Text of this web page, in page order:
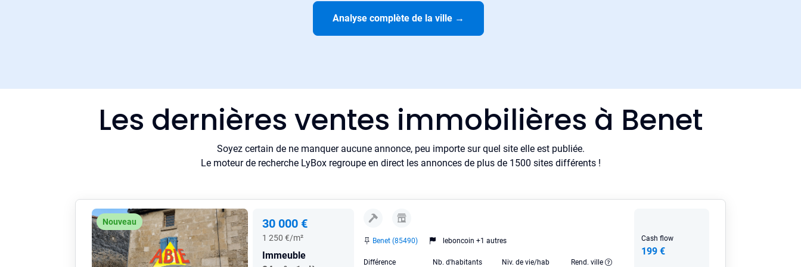
Analyse complète de la ville →
Les dernières ventes immobilières à Benet
Soyez certain de ne manquer aucune annonce, peu importe sur quel site elle est publiée.
Le moteur de recherche LyBox regroupe en direct les annonces de plus de 1500 sites différents !
Nouveau 30 000 €
1 250 €/m²
Immeuble
Benet (85490) leboncoin +1 autres
Différence Nb. d'habitants Niv. de vie/hab Rend. ville
Cash flow
199 €